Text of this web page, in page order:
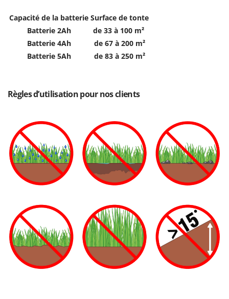
Batterie 2Ah
de 33 à 100 m²
Batterie 4Ah
de 67 à 200 m²
Batterie 5Ah
de 83 à 250 m²
Capacité de la batterie Surface de tonte
Règles d’utilisation pour nos clients